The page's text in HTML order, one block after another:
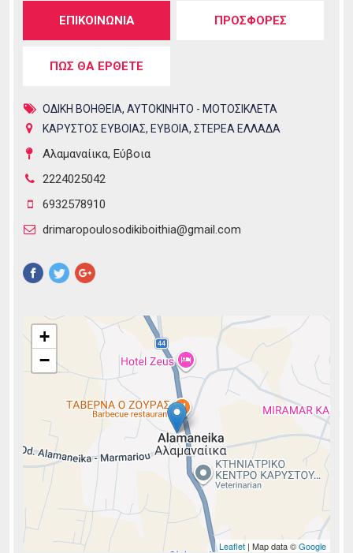
Tabs group καταχώρησης
ΕΠΙΚΟΙΝΩΝΙΑ
καρτέλα)
ΠΡΟΣΦΟΡΕΣ
ΠΩΣ ΘΑ ΕΡΘΕΤΕ
ΟΔΙΚΗ ΒΟΗΘΕΙΑ, ΑΥΤΟΚΙΝΗΤΟ - ΜΟΤΟΣΙΚΛΕΤΑ
ΚΑΡΥΣΤΟΣ ΕΥΒΟΙΑΣ, ΕΥΒΟΙΑ, ΣΤΕΡΕΑ ΕΛΛΑΔΑ
Αλαμαναίικα, Εύβοια
2224025042
6932578910
drimaropoulosodikiboithia@gmail.com
+
−
Leaflet | Map data ©Google